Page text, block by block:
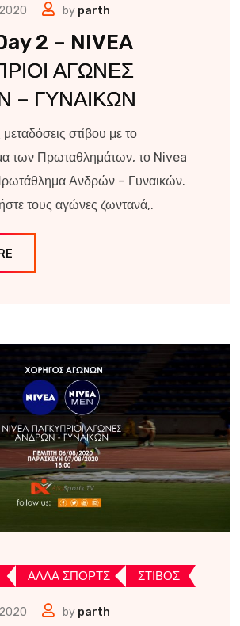
by parth
2 – NIVEA
ΑΓΩΝΕΣ
– ΓΥΝΑΙΚΩΝ
μεταδόσεις στίβου με το
των Πρωταθλημάτων, το Nivea
Ανδρών – Γυναικών.
τους αγώνες ζωντανά,.
ΑΛΛΑ ΣΠΟΡΤΣ ΣΤΙΒΟΣ
by parth